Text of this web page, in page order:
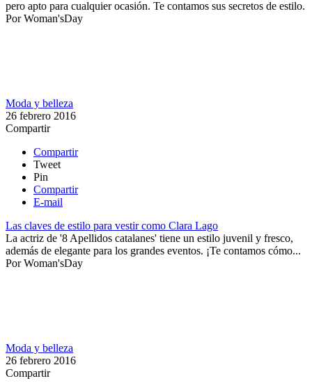
pero apto para cualquier ocasión. Te contamos sus secretos de estilo.
PorWoman'sDay
Moda y belleza
26 febrero 2016
Compartir
Compartir
Tweet
Pin
Compartir
E-mail
Las claves de estilo para vestir como Clara Lago
La actriz de '8 Apellidos catalanes' tiene un estilo juvenil y fresco,
además de elegante para los grandes eventos. ¡Te contamos cómo...
PorWoman'sDay
Moda y belleza
26 febrero 2016
Compartir